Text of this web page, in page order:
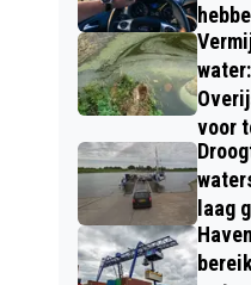
voor
laag